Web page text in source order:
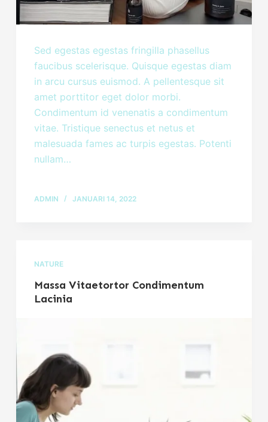
Sed egestas egestas fringilla phasellus
faucibus scelerisque. Quisque egestas diam
in arcu cursus euismod. A pellentesque sit
amet porttitor eget dolor morbi.
Condimentum id venenatis a condimentum
vitae. Tristique senectus et netus et
malesuada fames ac turpis egestas. Potenti
nullam…
ADMIN JANUARI 14, 2022
NATURE
Massa Vitaetortor Condimentum
Lacinia